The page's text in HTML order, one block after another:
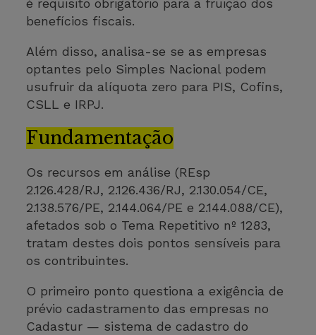
é requisito obrigatório para a fruição dos
benefícios fiscais.
Além disso, analisa-se se as empresas
optantes pelo Simples Nacional podem
usufruir da alíquota zero para PIS, Cofins,
CSLL e IRPJ.
Fundamentação
Os recursos em análise (REsp
2.126.428/RJ, 2.126.436/RJ, 2.130.054/CE,
2.138.576/PE, 2.144.064/PE e 2.144.088/CE),
afetados sob o Tema Repetitivo nº 1283,
tratam destes dois pontos sensíveis para
os contribuintes.
O primeiro ponto questiona a exigência de
prévio cadastramento das empresas no
Cadastur — sistema de cadastro do